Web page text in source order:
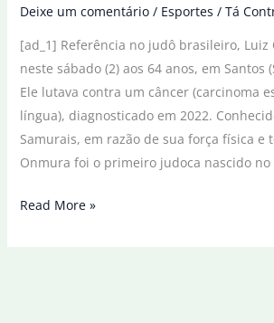
Belo
Horizonte
Deixe um comentário / Esportes / Tá
[ad_1] Referência no judô brasileiro,
neste sábado (2) aos 64 anos, em Santos
Ele lutava contra um câncer (carcinoma
língua), diagnosticado em 2022.
Samurais, em razão de sua força física e
Onmura foi o primeiro judoca nascido
Judoca
Read More »